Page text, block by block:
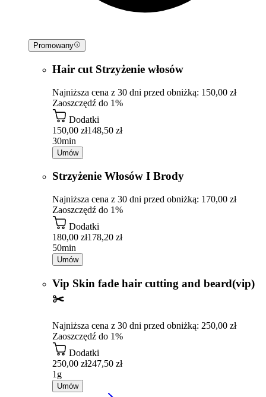
Promowany
Hair cut Strzyżenie włosów
Najniższa cena z 30 dni przed obniżką: 150,00 zł
Zaoszczędź do 1%
Dodatki
150,00 zł148,50 zł
30min
Umów
Strzyżenie Włosów I Brody
Najniższa cena z 30 dni przed obniżką: 170,00 zł
Zaoszczędź do 1%
Dodatki
180,00 zł178,20 zł
50min
Umów
Vip Skin fade hair cutting and beard(vip)
✂️
Najniższa cena z 30 dni przed obniżką: 250,00 zł
Zaoszczędź do 1%
Dodatki
250,00 zł247,50 zł
1g
Umów